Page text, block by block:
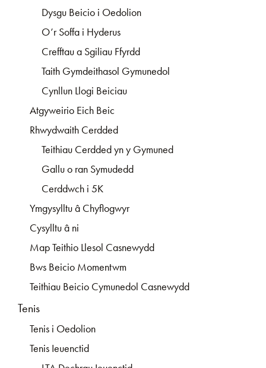
Dysgu Beicio i Oedolion
O’r Soffa i Hyderus
Crefftau a Sgiliau Ffyrdd
Taith Gymdeithasol Gymunedol
Cynllun Llogi Beiciau
Atgyweirio Eich Beic
Rhwydwaith Cerdded
Teithiau Cerdded yn y Gymuned
Gallu o ran Symudedd
Cerddwch i 5K
Ymgysylltu â Chyflogwyr
Cysylltu â ni
Map Teithio Llesol Casnewydd
Bws Beicio Momentwm
Teithiau Beicio Cymunedol Casnewydd
Tenis
Tenis i Oedolion
Tenis Ieuenctid